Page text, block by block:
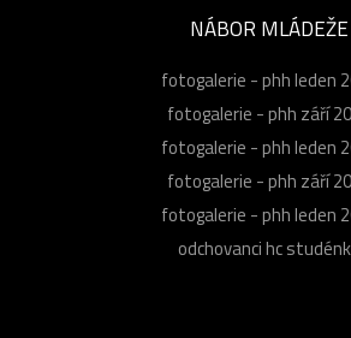
NÁBOR MLÁDEŽE
fotogalerie - phh leden
fotogalerie - phh září
fotogalerie - phh leden
fotogalerie - phh září
fotogalerie - phh leden
odchovanci hc